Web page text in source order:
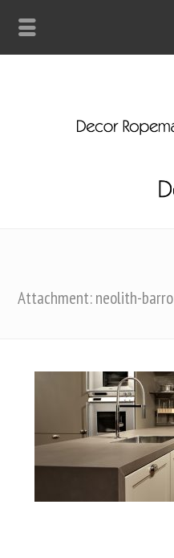
Attachment: neolith-barro